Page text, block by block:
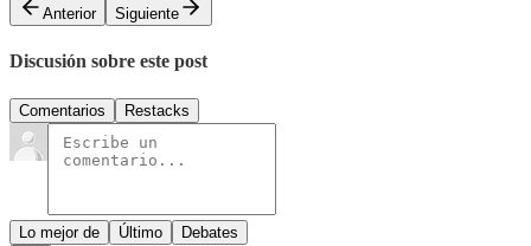
Anterior
Siguiente
Discusión sobre este post
Comentarios Restacks
Lo mejor de Último Debates